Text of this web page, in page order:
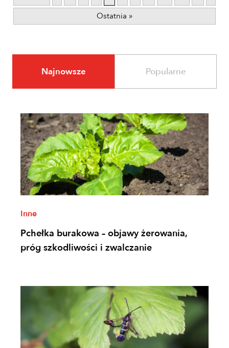
Ostatnia »
Najnowsze Popularne
Inne
Pchełka burakowa – objawy żerowania,
próg szkodliwości i zwalczanie